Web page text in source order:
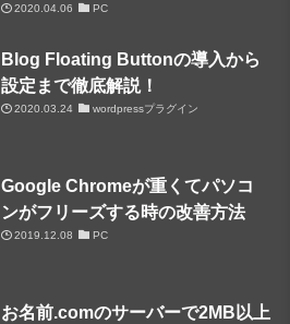
2020.04.06 PC
Blog Floating Buttonの導入から
設定まで徹底解説！
2020.03.24 wordpressプラグイン
Google Chromeが重くてパソコ
ンがフリーズする時の改善方法
2019.12.08 PC
お名前.comのサーバーで2MB以上